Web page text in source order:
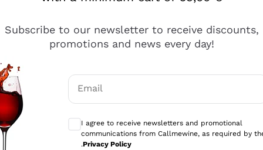
è male ma secondo me ci sono alternative che
Subscribe to our newsletter to receive discounts,
promotions and news every day!
Email
I agree to receive newsletters and promotional
communications from Callmewine, as required by
.Privacy Policy